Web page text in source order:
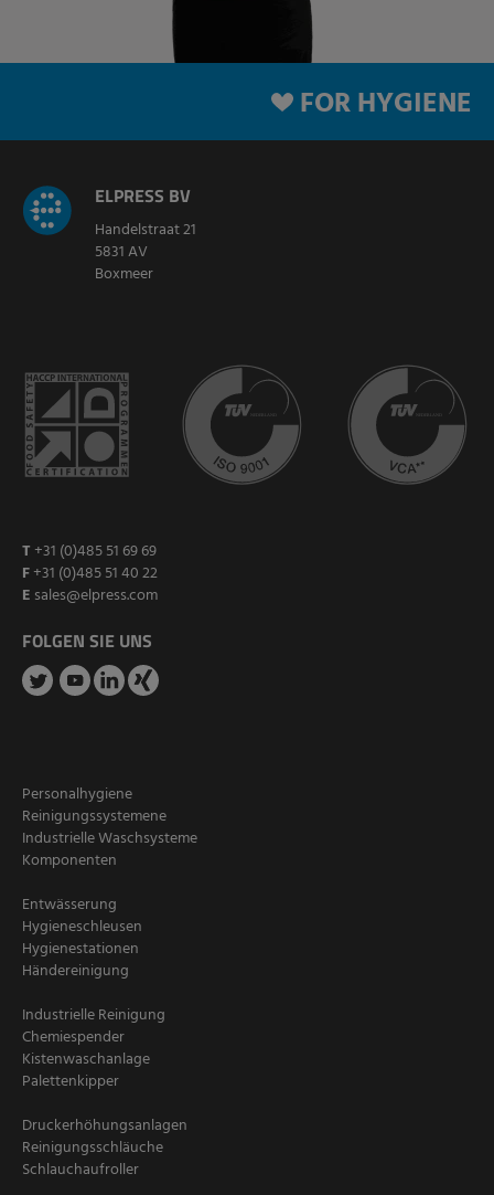
FOR HYGIENE
ELPRESS BV
Handelstraat 21
5831 AV
Boxmeer
T +31 (0)485 51 69 69
F+31 (0)485 51 40 22
E sales@elpress.com
FOLGEN SIE UNS
Personalhygiene
Reinigungssystemene
Industrielle Waschsysteme
Komponenten
Entwässerung
Hygieneschleusen
Hygienestationen
Händereinigung
Industrielle Reinigung
Chemiespender
Kistenwaschanlage
Palettenkipper
Druckerhöhungsanlagen
Reinigungsschläuche
Schlauchaufroller